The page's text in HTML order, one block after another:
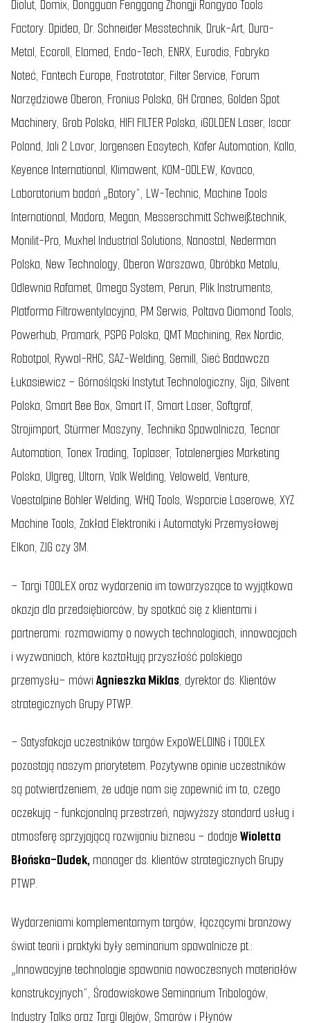
Diolut, Domix, Dongguan Fenggang Zhongji Rongyao Tools
Factory. Dpidea, Dr. Schneider Messtechnik, Druk-Art, Dura-
Metal, Ecoroll, Elamed, Endo-Tech, ENRX, Eurodis, Fabryka
Noteć, Fantech Europe, Fastrotator, Filter Service, Forum
Narzędziowe Oberon, Fronius Polska, GH Cranes, Golden Spot
Machinery, Grob Polska, HIFI FILTER Polska, iGOLDEN Laser, Iscar
Poland, Jali 2 Lavor, Jorgensen Easytech, Käfer Automation, Kalla,
Keyence International, Klimawent, KOM-ODLEW, Kovaco,
Laboratorium badań „Batory”, LW-Technic, Machine Tools
International, Madora, Megan, Messerschmitt Schweißtechnik,
Monilit-Pro, Muxhel Industrial Solutions, Nanostal, Nederman
Polska, New Technology, Oberon Warszawa, Obróbka Metalu,
Odlewnia Rafamet, Omega System, Perun, Plik Instruments,
Platforma Filtrowentylacyjna, PM Serwis, Poltava Diamond Tools,
Powerhub, Pramark, PSPG Polska, QMT Machining, Rex Nordic,
Robotpol, Rywal-RHC, SAZ-Welding, Semill, Sieć Badawcza
Łukasiewicz – Górnośląski Instytut Technologiczny, Sija, Silvent
Polska, Smart Bee Box, Smart IT, Smart Laser, Softgraf,
Strojimport, Stürmer Maszyny, Technika Spawalnicza, Tecnar
Automation, Tonex Trading, Toplaser, Totalenergies Marketing
Polska, Ulgreg, Ultorn, Valk Welding, Veloweld, Venture,
Voestalpine Böhler Welding, WHQ Tools, Wsparcie Laserowe, XYZ
Machine Tools, Zakład Elektroniki i Automatyki Przemysłowej
Elkon, ZJG czy 3M.
–Targi TOOLEX oraz wydarzenia im towarzyszące to wyjątkowa
okazja dla przedsiębiorców, by spotkać się z klientami i
partnerami: rozmawiamy o nowych technologiach, innowacjach
i wyzwaniach, które kształtują przyszłość polskiego
przemysłu– mówiAgnieszka Miklas, dyrektor ds. Klientów
strategicznych Grupy PTWP.
– Satysfakcja uczestników targów ExpoWELDING i TOOLEX
pozostają naszym priorytetem. Pozytywne opinie uczestników
są potwierdzeniem, że udaje nam się zapewnić im to, czego
oczekują - funkcjonalną przestrzeń, najwyższy standard usług i
atmosferę sprzyjającą rozwijaniu biznesu – dodajeWioletta
Błońska-Dudek, manager ds. klientów strategicznych Grupy
PTWP.
Wydarzeniami komplementarnym targów, łączącymi branżowy
świat teorii i praktyki były seminarium spawalnicze pt.:
„Innowacyjne technologie spawania nowoczesnych materiałów
konstrukcyjnych”, Środowiskowe Seminarium Tribologów,
Industry Talks oraz Targi Olejów, Smarów i Płynów